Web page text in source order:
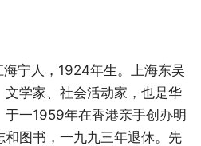
宁人，1924年生。上海东吴
学家、社会活动家，也是华
于一1959年在香港亲手创办明
图书，一九九三年退休。先